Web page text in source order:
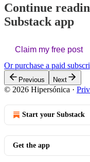
Continue
Substack app
Claim my free post
Or purchase a paid
Previous Next
© 2026 Hipersónica ·
Start your Substack
Get the app